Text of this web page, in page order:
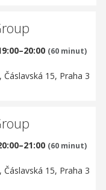
(60 minut)
Čáslavská 15, Praha 3
(60 minut)
Čáslavská 15, Praha 3